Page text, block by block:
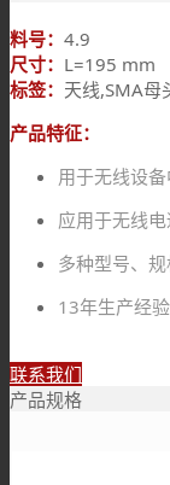
料号： 4.9
尺寸： L=195 mm
标签： 天线,SMA母
产品特征：
用于无线设
应用于无线
多种型号、
13年生产经
联系我们
产品规格